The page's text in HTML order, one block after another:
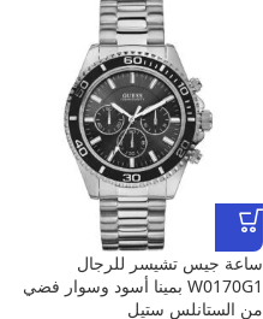
ساعة جيس تشيسر للرجال
W0170G1 بمينا أسود وسوار فضي
من الستانلس ستيل